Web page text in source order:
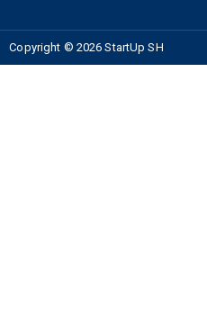
Copyright © 2026 StartUp SH